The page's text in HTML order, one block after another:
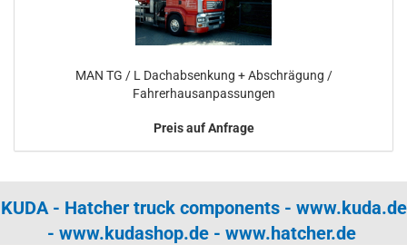
MAN TG / L Dachabsenkung + Abschrägung /
Fahrerhausanpassungen
Preis auf Anfrage
KUDA - Hatcher truck components - www.kuda.de
- www.kudashop.de- www.hatcher.de